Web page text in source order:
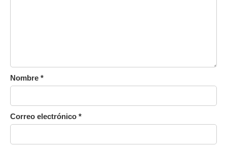
Nombre *
Correo electrónico *